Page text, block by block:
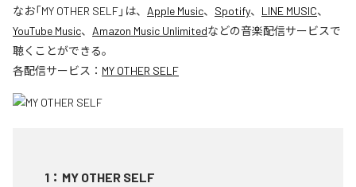
なお「MY OTHER SELF」は、 Apple Music、 Spotify、 LINE MUSIC、
YouTube Music、 Amazon Music Unlimitedなどの音楽配信サービスで
聴くことができる。
各配信サービス： MY OTHER SELF
1 ： MY OTHER SELF